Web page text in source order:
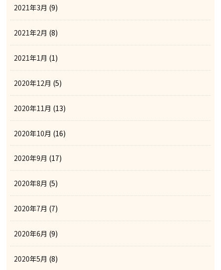
2021年3月 (9)
2021年2月 (8)
2021年1月 (1)
2020年12月 (5)
2020年11月 (13)
2020年10月 (16)
2020年9月 (17)
2020年8月 (5)
2020年7月 (7)
2020年6月 (9)
2020年5月 (8)